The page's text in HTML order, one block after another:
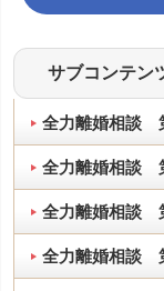
サブコンテン
全力離婚相談
全力離婚相談
全力離婚相談
全力離婚相談